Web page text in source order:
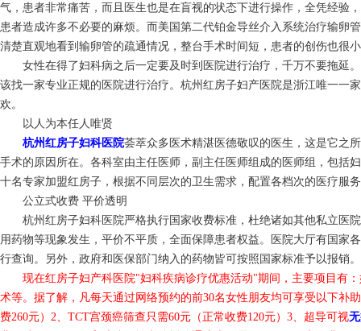
气，患者非常痛苦，而且医生也是在盲视的状态下进行操作，全凭经验
患者造成许多不必要的麻烦。而美国第二代铂金导丝介入系统治疗输卵
清楚直观地看到输卵管的疏通情况，整台手术时间短，患者的创伤也很
女性在得了妇科病之后一定要及时到医院进行治疗，千万不要拖延
该找一家专业正规的医院进行治疗。杭州红房子妇产医院是浙江唯一一
欢。
以人为本任人唯贤
杭州红房子妇科医院荟萃众多医术精湛医德敬叹的医生，这是它之
手术的原因所在。各科室由主任医师，副主任医师组成的医师组，包括
十名专家加盟红房子，根据不同层次的卫生需求，配置各档次的医疗服
公立式收费 平价透明
杭州红房子妇科医院严格执行国家收费标准，杜绝诸如其他私立医
用药物等现象发生，平价不平质，全面保障患者权益。医院大厅有国家
行查询。另外，政府和医保部门纳入的药物皆可按照国家标准予以报销。
现在红房子妇产科医院"妇科疾病诊疗优惠活动"期间，主要项目有
术等。据了解，凡每天通过网络预约的前30名女性朋友均可享受以下补
费260元）2、TCT宫颈癌筛查只需60元（正常收费120元）3、超导可视